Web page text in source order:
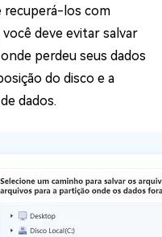
recuperá-los com
deve evitar salvar
perdeu seus dados
do disco e a
dados.